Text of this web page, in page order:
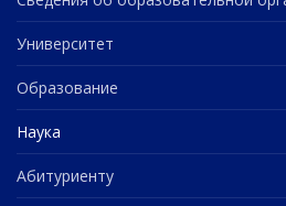
Университет
Образование
Наука
Абитуриенту